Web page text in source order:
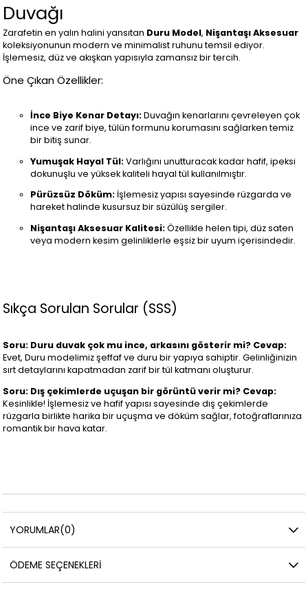
Duvağı
Zarafetin en yalın halini yansıtan Duru Model, Nişantaşı Aksesuar
koleksiyonunun modern ve minimalist ruhunu temsil ediyor.
İşlemesiz, düz ve akışkan yapısıyla zamansız bir tercih.
Öne Çıkan Özellikler:
İnce Biye Kenar Detayı:Duvağın kenarlarını çevreleyen çok
ince ve zarif biye, tülün formunu korumasını sağlarken temiz
bir bitiş sunar.
Yumuşak Hayal Tül:Varlığını unutturacak kadar hafif, ipeksi
dokunuşlu ve yüksek kaliteli hayal tül kullanılmıştır.
Pürüzsüz Döküm: İşlemesiz yapısı sayesinde rüzgarda ve
hareket halinde kusursuz bir süzülüş sergiler.
Nişantaşı Aksesuar Kalitesi:Özellikle helen tipi, düz saten
veya modern kesim gelinliklerle eşsiz bir uyum içerisindedir.
Sıkça Sorulan Sorular (SSS)
Soru: Duru duvak çok mu ince, arkasını gösterir mi? Cevap:
Evet, Duru modelimiz şeffaf ve duru bir yapıya sahiptir. Gelinliğinizin
sırt detaylarını kapatmadan zarif bir tül katmanı oluşturur.
Soru: Dış çekimlerde uçuşan bir görüntü verir mi? Cevap:
Kesinlikle! İşlemesiz ve hafif yapısı sayesinde dış çekimlerde
rüzgarla birlikte harika bir uçuşma ve döküm sağlar, fotoğraflarınıza
romantik bir hava katar.
YORUMLAR(0)
ÖDEME SEÇENEKLERI